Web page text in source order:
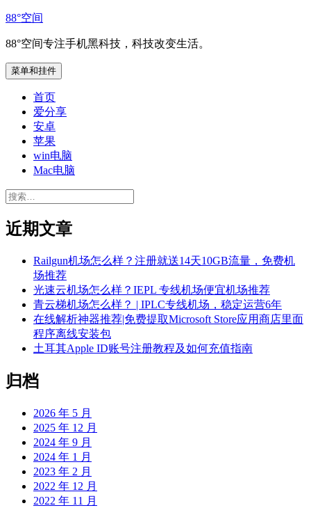
跳
内
容
88°空间
88°空间专注手机黑科技，科技改变生活。
菜单和挂件
首页
爱分享
安卓
苹果
win电脑
Mac电脑
搜
近期文章
Railgun机场怎么样？注册就送14天10GB流量，免费机
场推荐
光速云机场怎么样？IEPL 专线机场便宜机场推荐
青云梯机场怎么样？ | IPLC专线机场，稳定运营6年
在线解析神器推荐|免费提取Microsoft Store应用商店里面
程序离线安装包
土耳其Apple ID账号注册教程及如何充值指南
归档
2026 年 5 月
2025 年 12 月
2024 年 9 月
2024 年 1 月
2023 年 2 月
2022 年 12 月
2022 年 11 月